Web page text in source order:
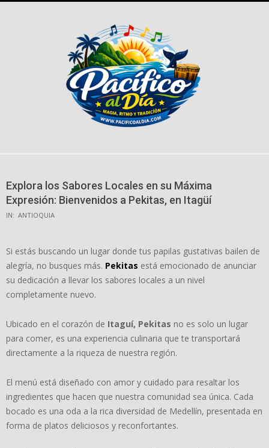
Explora los Sabores Locales en su Máxima
Expresión: Bienvenidos a Pekitas, en Itagüí
IN: ANTIOQUIA
Si estás buscando un lugar donde tus papilas gustativas bailen de
alegría, no busques más. Pekitas está emocionado de anunciar
su dedicación a llevar los sabores locales a un nivel
completamente nuevo.
Ubicado en el corazón de Itaguí, Pekitas no es solo un lugar
para comer, es una experiencia culinaria que te transportará
directamente a la riqueza de nuestra región.
El menú está diseñado con amor y cuidado para resaltar los
ingredientes que hacen que nuestra comunidad sea única. Cada
bocado es una oda a la rica diversidad de Medellín, presentada en
forma de platos deliciosos y reconfortantes.